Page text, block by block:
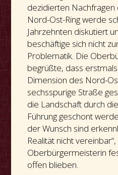
dezidierten
Nord-Ost-Ring werde
Jahrzehnten diskutiert
beschäftige sich nicht
Problematik. Die
begrüßte, dass
Dimension des Nord-
sechsspurige Straße
die Landschaft durch
Führung geschont
der Wunsch sind
Realität nicht
Oberbürgermeisterin
offen blieben.